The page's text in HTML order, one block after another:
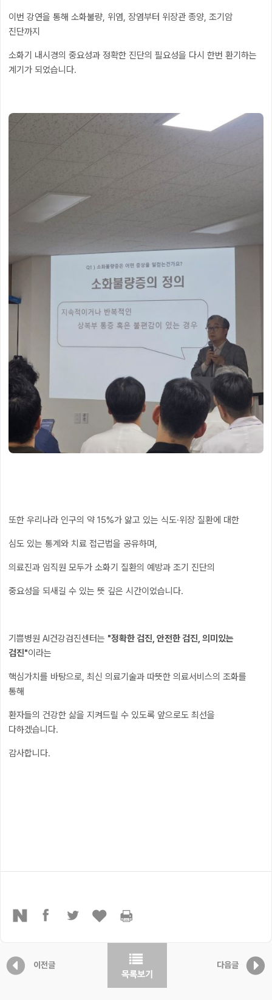
이번 강연을 통해 소화불량, 위염, 장염부터 위장관 종양, 조기암
진단까지
소화기 내시경의 중요성과 정확한 진단의 필요성을 다시 한번 환기하는
계기가 되었습니다.
또한 우리나라 인구의 약 15%가 앓고 있는 식도·위장 질환에 대한
심도 있는 통계와 치료 접근법을 공유하며,
의료진과 임직원 모두가 소화기 질환의 예방과 조기 진단의
중요성을 되새길 수 있는 뜻 깊은 시간이었습니다.
기쁨병원 AI건강검진센터는 "정확한 검진, 안전한 검진, 의미있는
검진"이라는
핵심가치를 바탕으로, 최신 의료기술과 따뜻한 의료서비스의 조화를
통해
환자들의 건강한 삶을 지켜드릴 수 있도록 앞으로도 최선을
다하겠습니다.
감사합니다.
이전글 다음글